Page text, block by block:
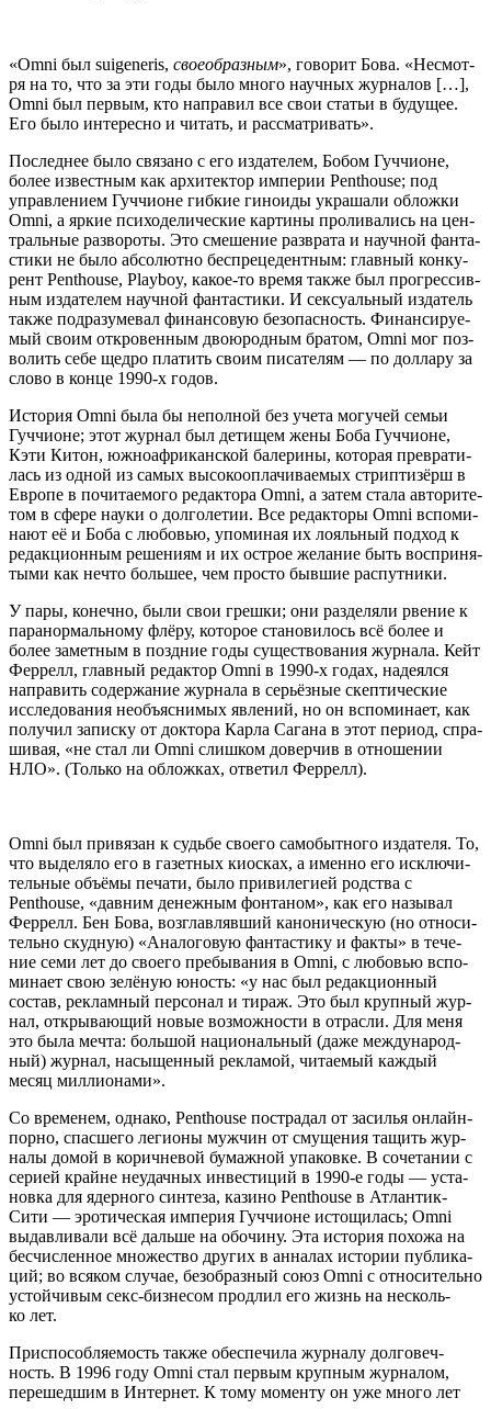
«Omni был suigeneris, свое­об­раз­ным», гово­рит Бова. «Несмот­
ря на то, что за эти годы было мно­го науч­ных жур­на­лов […],
Omni был пер­вым, кто напра­вил все свои ста­тьи в буду­щее.
Его было инте­рес­но и читать, и рассматривать».
Послед­нее было свя­за­но с его изда­те­лем, Бобом Гуч­чи­оне,
более извест­ным как архи­тек­тор импе­рии Penthouse; под
управ­ле­ни­ем Гуч­чи­оне гиб­кие гино­и­ды укра­ша­ли облож­ки
Omni, а яркие пси­хо­де­ли­че­ские кар­ти­ны про­ли­ва­лись на цен­
траль­ные раз­во­ро­ты. Это сме­ше­ние раз­вра­та и науч­ной фан­та­
сти­ки не было абсо­лют­но бес­пре­це­дент­ным: глав­ный кон­ку­
рент Penthouse, Playboy, какое-то вре­мя так­же был про­грес­сив­
ным изда­те­лем науч­ной фан­та­сти­ки. И сек­су­аль­ный изда­тель
так­же под­ра­зу­ме­вал финан­со­вую без­опас­ность. Финан­си­ру­е­
мый сво­им откро­вен­ным дво­ю­род­ным бра­том, Omni мог поз­
во­лить себе щед­ро пла­тить сво­им писа­те­лям — по дол­ла­ру за
сло­во в кон­це 1990‑х годов.
Исто­рия Omni была бы непол­ной без уче­та могу­чей семьи
Гуч­чи­оне; этот жур­нал был дети­щем жены Боба Гуч­чи­оне,
Кэти Китон, южно­аф­ри­кан­ской бале­ри­ны, кото­рая пре­вра­ти­
лась из одной из самых высо­ко­опла­чи­ва­е­мых стрип­ти­зёрш в
Евро­пе в почи­та­е­мо­го редак­то­ра Omni, а затем ста­ла авто­ри­те­
том в сфе­ре нау­ки о дол­го­ле­тии. Все редак­то­ры Omni вспо­ми­
на­ют её и Боба с любо­вью, упо­ми­ная их лояль­ный под­ход к
редак­ци­он­ным реше­ни­ям и их острое жела­ние быть вос­при­ня­
ты­ми как нечто боль­шее, чем про­сто быв­шие распутники.
У пары, конеч­но, были свои греш­ки; они раз­де­ля­ли рве­ние к
пара­нор­маль­но­му флё­ру, кото­рое ста­но­ви­лось всё более и
более замет­ным в позд­ние годы суще­ство­ва­ния жур­на­ла. Кейт
Фер­релл, глав­ный редак­тор Omni в 1990‑х годах, наде­ял­ся
напра­вить содер­жа­ние жур­на­ла в серьёз­ные скеп­ти­че­ские
иссле­до­ва­ния необъ­яс­ни­мых явле­ний, но он вспо­ми­на­ет, как
полу­чил запис­ку от док­то­ра Кар­ла Сага­на в этот пери­од, спра­
ши­вая, «не стал ли Omni слиш­ком довер­чив в отно­ше­нии
НЛО». (Толь­ко на облож­ках, отве­тил Феррелл).
Omni был при­вя­зан к судь­бе сво­е­го само­быт­но­го изда­те­ля. То,
что выде­ля­ло его в газет­ных киос­ках, а имен­но его исклю­чи­
тель­ные объ­ё­мы печа­ти, было при­ви­ле­ги­ей род­ства с
Penthouse, «дав­ним денеж­ным фон­та­ном», как его назы­вал
Фер­релл. Бен Бова, воз­глав­ляв­ший кано­ни­че­скую (но отно­си­
тель­но скуд­ную) «Ана­ло­го­вую фан­та­сти­ку и фак­ты» в тече­
ние семи лет до сво­е­го пре­бы­ва­ния в Omni, с любо­вью вспо­
ми­на­ет свою зелё­ную юность: «у нас был редак­ци­он­ный
состав, реклам­ный пер­со­нал и тираж. Это был круп­ный жур­
нал, откры­ва­ю­щий новые воз­мож­но­сти в отрас­ли. Для меня
это была меч­та: боль­шой наци­о­наль­ный (даже меж­ду­на­род­
ный) жур­нал, насы­щен­ный рекла­мой, чита­е­мый каж­дый
месяц миллионами».
Со вре­ме­нем, одна­ко, Penthouse постра­дал от заси­лья онлайн-
пор­но, спас­ше­го леги­о­ны муж­чин от сму­ще­ния тащить жур­
на­лы домой в корич­не­вой бумаж­ной упа­ков­ке. В соче­та­нии с
сери­ей крайне неудач­ных инве­сти­ций в 1990‑е годы — уста­
нов­ка для ядер­но­го син­те­за, кази­но Penthouse в Атлан­тик-
Сити — эро­ти­че­ская импе­рия Гуч­чи­оне исто­щи­лась; Omni
выдав­ли­ва­ли всё даль­ше на обо­чи­ну. Эта исто­рия похо­жа на
бес­чис­лен­ное мно­же­ство дру­гих в анна­лах исто­рии пуб­ли­ка­
ций; во вся­ком слу­чае, без­об­раз­ный союз Omni с отно­си­тель­но
устой­чи­вым секс-биз­не­сом про­длил его жизнь на несколь­
ко лет.
При­спо­соб­ля­е­мость так­же обес­пе­чи­ла жур­на­лу дол­го­веч­
ность. В 1996 году Omni стал пер­вым круп­ным жур­на­лом,
пере­шед­шим в Интер­нет. К тому момен­ту он уже мно­го лет